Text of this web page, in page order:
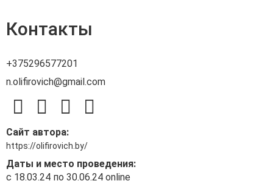
Контакты
+375296577201
n.olifirovich@gmail.com
Сайт автора:
https://olifirovich.by/
Даты и место проведения:
с 18.03.24 по 30.06.24 online